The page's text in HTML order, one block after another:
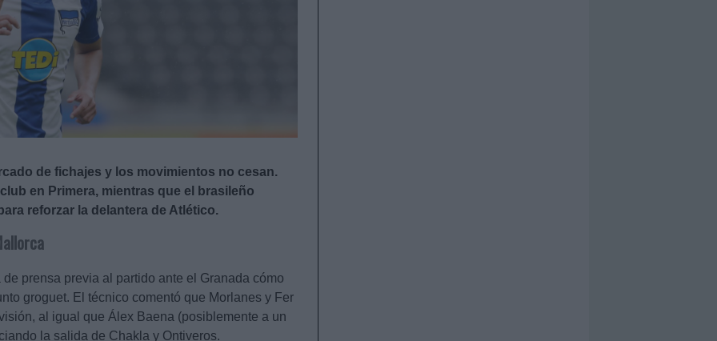
de fichajes y los movimientos no cesan.
en Primera, mientras que el brasileño
reforzar la delantera de Atlético.
prensa previa al partido ante el Granada cómo
groguet. El técnico comentó que Morlanes y Fer
al igual que Álex Baena (posiblemente a un
la salida de Chakla y Ontiveros.